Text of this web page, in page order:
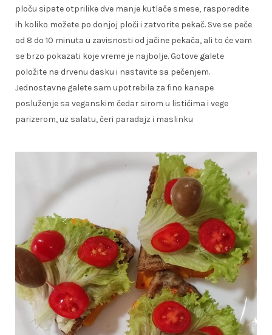
ploču sipate otprilike dve manje kutlače smese, rasporedite
ih koliko možete po donjoj ploči i zatvorite pekač. Sve se peče
od 8 do 10 minuta u zavisnosti od jačine pekača, ali to će vam
se brzo pokazati koje vreme je najbolje. Gotove galete
položite na drvenu dasku i nastavite sa pečenjem.
Jednostavne galete sam upotrebila za fino kanape
posluženje sa veganskim čedar sirom u listićima i vege
parizerom, uz salatu, čeri paradajz i maslinku